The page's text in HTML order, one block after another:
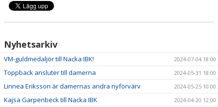
Nyhetsarkiv
VM-guldmedaljör till Nacka IBK! 2024-07-04 18:00
Toppback ansluter till damerna 2024-05-31 18:00
Linnea Eriksson är damernas andra nyförvärv 2024-05-25 10:00
Kajsa Garpenbeck till Nacka IBK 2024-04-20 12:00